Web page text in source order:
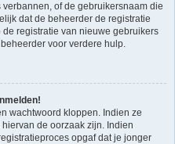
of de gebruikersnaam die
dat de beheerder de registratie
registratie van nieuwe gebruikers
voor verdere hulp.
wachtwoord kloppen. Indien ze
de oorzaak zijn. Indien
opgaf dat je jonger